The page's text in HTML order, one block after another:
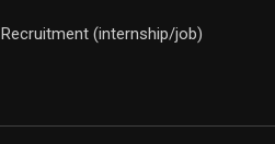
Recruitment (internship/job)